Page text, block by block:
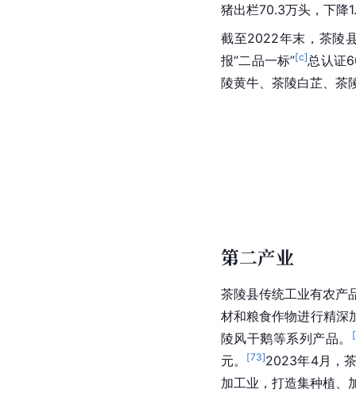
猪出栏70.3万头，下降
截至2022年末，茶陵
报“二品一标”[c]总认证
陵黄牛、茶陵白芷、茶
第二产业
茶陵县传统工业有农产
材和粮食作物进行精深
陵风干鹅等系列产品。
[
元。 [73]2023年4月，
加工业，打造集种植、